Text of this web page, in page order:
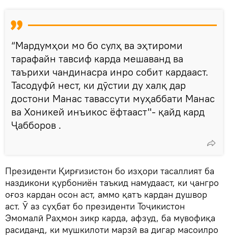
“Мардумҳои мо бо сулҳ ва эҳтироми
тарафайн тавсиф карда мешаванд ва
таърихи чандинасра инро собит кардааст.
Тасодуфӣ нест, ки дӯстии ду халқ дар
достони Манас тавассути муҳаббати Манас
ва Хоникей инъикос ёфтааст"- қайд кард
Ҷабборов .
Президенти Қирғизистон бо изҳори тасаллият ба
наздикони қурбониён таъкид намудааст, ки ҷангро
оғоз кардан осон аст, аммо қатъ кардан душвор
аст. Ӯ аз суҳбат бо президенти Тоҷикистон
Эмомалӣ Раҳмон зикр карда, афзуд, ба мувофиқа
расиданд, ки мушкилоти марзӣ ва дигар масоилро